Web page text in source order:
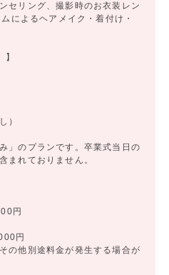
セリング、撮影時のお衣装レン
によるヘアメイク・着付け・
）
」のプランです。卒業式当日の
まれておりません。
円
円
の他別途料金が発生する場合が